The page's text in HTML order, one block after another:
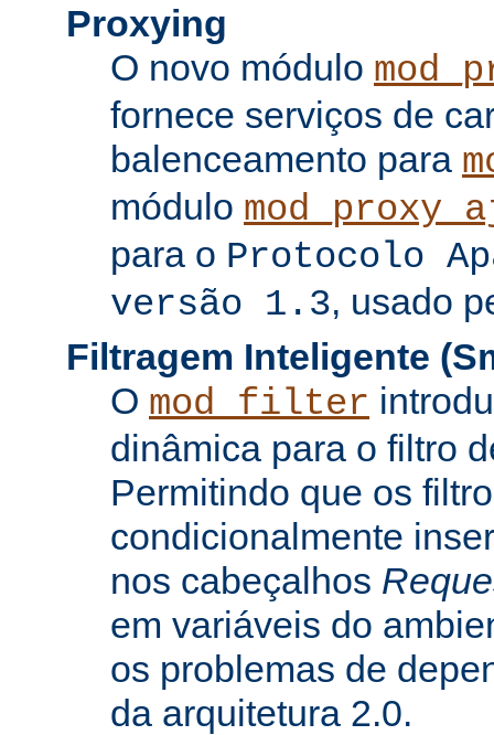
Proxying
O novo módulo
fornece serviços de
balenceamento para
módulo
para o Protocolo
versão 1.3, usado
Filtragem Inteligente
O mod_filter
dinâmica para o filtro
Permitindo que os
condicionalmente
nos cabeçalhos
em variáveis do
os problemas de
da arquitetura 2.0.